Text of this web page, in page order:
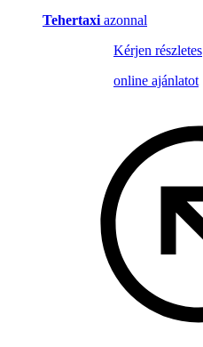
Tehertaxi azonnal
Kérjen részletes
online ajánlatot